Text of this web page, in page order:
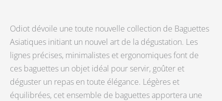
Odiot dévoile une toute nouvelle collection de Baguettes
Asiatiques initiant un nouvel art de la dégustation. Les
lignes précises, minimalistes et ergonomiques font de
ces baguettes un objet idéal pour servir, goûter et
déguster un repas en toute élégance. Légères et
équilibrées, cet ensemble de baguettes apportera une